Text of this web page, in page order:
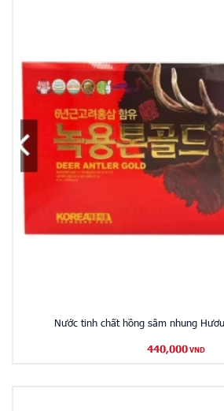
Nước tinh chất hồng sâm nhung
440,000 VND